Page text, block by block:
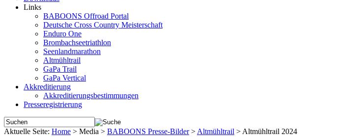
Links
BABOONS Offroad Portal
Deutsche Cross Country Meisterschaft
Enduro One
Brombachseetriathlon
Seenlandmarathon
Altmühltrail
GaPa Trail
GaPa Vertical
Akkreditierung
Akkreditierungsbestimmungen
Presseregistrierung
Aktuelle Seite: Home > Media > BABOONS Presse-Bilder> Altmühltrail > Altmühltrail 2024